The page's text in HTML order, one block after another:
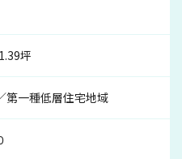
坪
第一種低層住宅地域